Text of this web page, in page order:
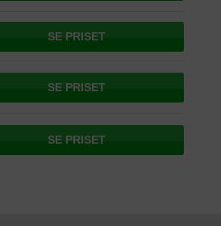
SE PRISET
SE PRISET
SE PRISET